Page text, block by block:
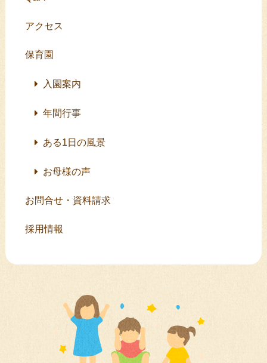
アクセス
保育園
入園案内
年間行事
ある1日の風景
お母様の声
お問合せ・資料請求
採用情報